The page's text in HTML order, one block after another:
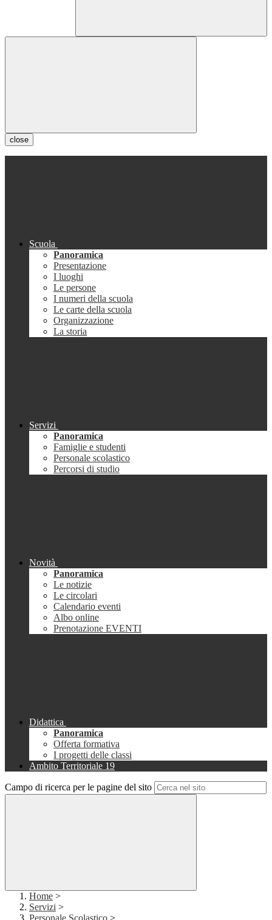
close
Scuola
Panoramica
Presentazione
I luoghi
Le persone
I numeri della scuola
Le carte della scuola
Organizzazione
La storia
Servizi
Panoramica
Famiglie e studenti
Personale scolastico
Percorsi di studio
Novità
Panoramica
Le notizie
Le circolari
Calendario eventi
Albo online
Prenotazione EVENTI
Didattica
Panoramica
Offerta formativa
I progetti delle classi
Ambito Territoriale 19
Campo di ricerca per le pagine del sito
Home >
Servizi >